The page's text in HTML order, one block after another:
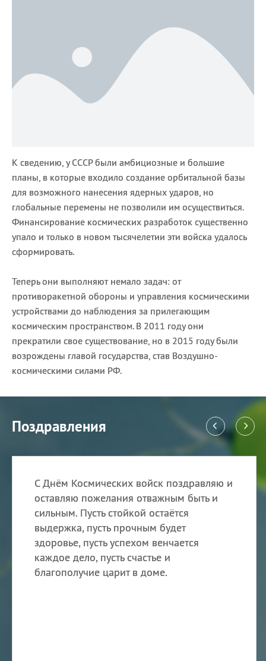
К сведению, у СССР были амбициозные и большие
планы, в которые входило создание орбитальной базы
для возможного нанесения ядерных ударов, но
глобальные перемены не позволили им осуществиться.
Финансирование космических разработок существенно
упало и только в новом тысячелетии эти войска удалось
сформировать.
Теперь они выполняют немало задач: от
противоракетной обороны и управления космическими
устройствами до наблюдения за прилегающим
космическим пространством. В 2011 году они
прекратили свое существование, но в 2015 году были
возрождены главой государства, став Воздушно-
космическими силами РФ.
Поздравления
С Днём Космических войск поздравляю и
оставляю пожелания отважным быть и
сильным. Пусть стойкой остаётся
выдержка, пусть прочным будет
здоровье, пусть успехом венчается
каждое дело, пусть счастье и
благополучие царит в доме.